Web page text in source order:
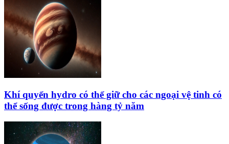
Khí quyển hydro có thể giữ cho các ngoại vệ tinh có
thể sống được trong hàng tỷ năm